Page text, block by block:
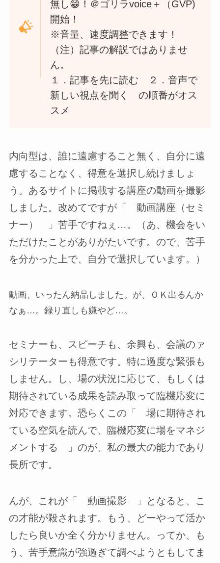
無し😁！＠ゴリラvoice＋（GVP)
開始！
※音量、速度調整できます！
（注）記事の解説ではありませ
ん。
１．記事を先に読む ２．音声で
新しい視点を聞く の順番がオス
スメ
内向型は、誰に遠慮すること無く、自分に遠
慮することなく、得意を選択し続けましょ
う。あるサイトに掲載する講座の動画を撮影
しました。改めてですが「 動画講座（セミ
ナー） 」苦手ですねぇ…。（あ、機会をい
ただけたことがありがたいです。ので、苦手
を分かった上で、自分で選択しています。）
動画、いったん納品しました。が、ＯＫ出るんか
なぁ…。録り直しも嫌やど…。
セミナーも、スピーチも、余興も、会議のァ
シリテーターも得意です。特に過度な緊張も
しません。し、場の状況に応じて、もしくは
期待されている成果を読み取って臨機応変に
対応できます。恐らくこの「 場に期待され
ている空気を読んで、臨機応変に場をマネジ
メントする 」のが、私の最大の能力であり
長所です。
んが、これが「 動画撮影 」となると、こ
の才能が殺されます。もう、どーやって活か
したら良いか全く分かりません。ってか、も
う、苦手意識が強過ぎて調べようともしてま